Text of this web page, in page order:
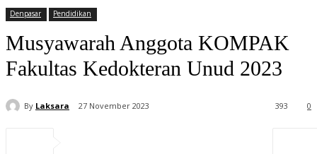
Denpasar Pendidikan
Musyawarah Anggota KOMPAK
Fakultas Kedokteran Unud 2023
By Laksara 27 November 2023 0
393